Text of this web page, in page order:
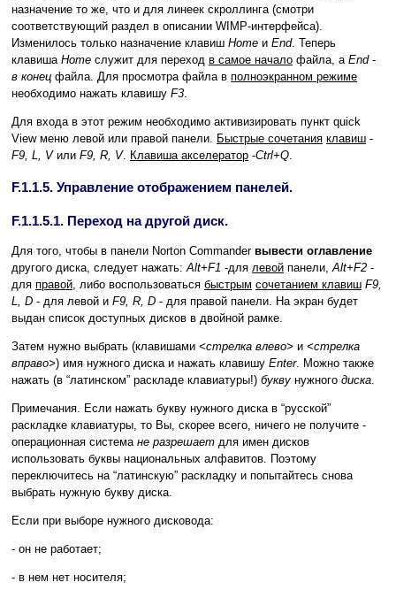
назначение то же, что и для линеек скроллинга (смотри
соответствующий раздел в описании WIMP-интерфейса).
Изменилось только назначение клавиш Home и End. Теперь
клавиша Home служит для переход в самое начало файла, а End-
в конец файла. Для просмотра файла в полноэкранном режиме
необходимо нажать клавишу F3
Для входа в этот режим необходимо активизировать пункт quick
View меню левой или правой панели. Быстрые сочетания клавиш -
F9, L, Vили F9, R, V. Клавиша акселератор -Ctrl+Q
F.1.1.5. Управление отображением панелей.
F.1.1.5.1. Переход на другой диск.
Для того, чтобы в панели Norton Commander вывести оглавление
другого диска, следует нажать: Alt+F1 -для левой панели, Alt+F2 -
для правой , либо воспользоваться быстрым сочетанием клавиш F9,
L, D - для левой и F9, R, D - для правой панели. На экран будет
выдан список доступных дисков в двойной рамке.
Затем нужно выбрать (клавишами <стрелка влево> и <стрелка
вправо>) имя нужного диска и нажать клавишу Enter. Можно также
нажать (в “латинском” раскладе клавиатуры!) букву нужного диска
Примечания. Если нажать букву нужного диска в “русской”
раскладке клавиатуры, то Вы, скорее всего, ничего не получите -
операционная система не разрешает для имен дисков
использовать буквы национальных алфавитов. Поэтому
переключитесь на “латинскую” раскладку и попытайтесь снова
выбрать нужную букву диска.
Если при выборе нужного дисковода:
- он не работает;
- в нем нет носителя;